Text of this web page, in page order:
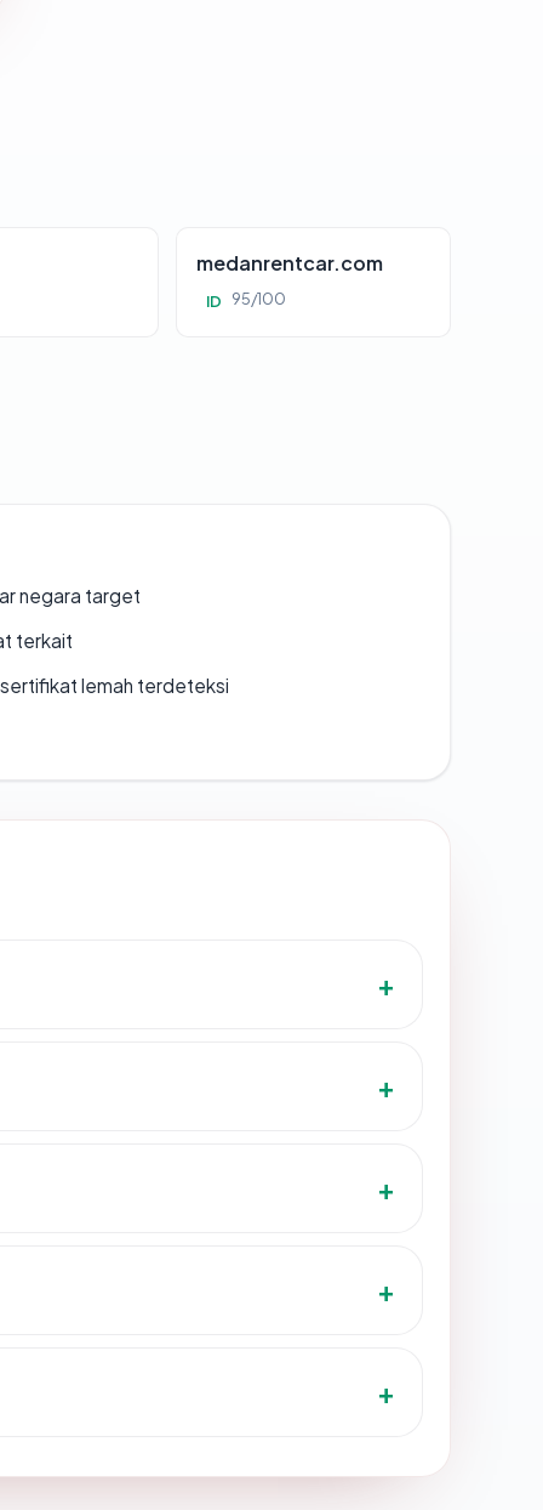
medanrentcar.com
ID 95/100
negara target
terkait
lemah terdeteksi